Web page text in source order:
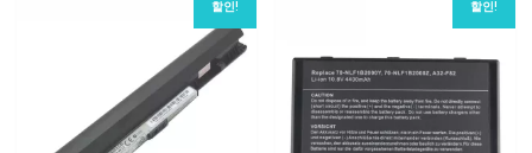
할인! 할인!